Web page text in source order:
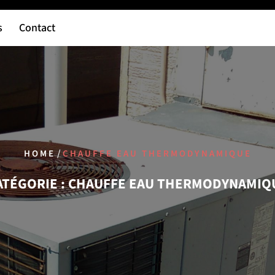
Contact
HOME/CHAUFFE EAU THERMODYNAMIQUE
:CHAUFFE EAU